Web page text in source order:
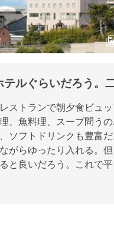
ルぐらいだろう。
ストランで朝夕食ビュ
、魚料理、スープ問う
ソフトドリンクも豊富
がらゆったり入れる。
と良いだろう。これで